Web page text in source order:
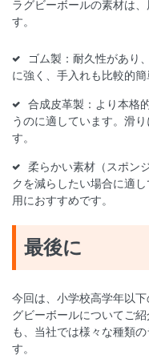
ラグビーボールの素材は
す。
ゴム製：耐久性があり
に強く、手入れも比較的簡
合成皮革製：より本格
うのに適しています。滑
す。
柔らかい素材（スポン
クを減らしたい場合に適
用におすすめです。
最後に
今回は、小学校高学年以
グビーボールについてご
も、当社では様々な種類
す。